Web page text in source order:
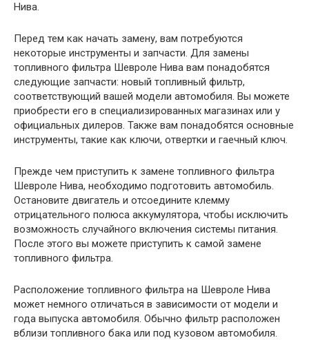
Нива.
Перед тем как начать замену, вам потребуются
некоторые инструменты и запчасти. Для замены
топливного фильтра Шевроле Нива вам понадобятся
следующие запчасти: новый топливный фильтр,
соответствующий вашей модели автомобиля. Вы можете
приобрести его в специализированных магазинах или у
официальных дилеров. Также вам понадобятся основные
инструменты, такие как ключи, отвертки и гаечный ключ.
Прежде чем приступить к замене топливного фильтра
Шевроле Нива, необходимо подготовить автомобиль.
Остановите двигатель и отсоедините клемму
отрицательного полюса аккумулятора, чтобы исключить
возможность случайного включения системы питания.
После этого вы можете приступить к самой замене
топливного фильтра.
Расположение топливного фильтра на Шевроле Нива
может немного отличаться в зависимости от модели и
года выпуска автомобиля. Обычно фильтр расположен
вблизи топливного бака или под кузовом автомобиля.